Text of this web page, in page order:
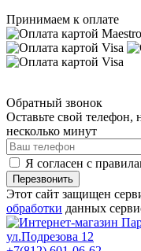
Принимаем к оплате
Обратный звонок
Оставьте свой телефон,
несколько минут
Я согласен с
Перезвонить
Этот сайт защищен
обработки данных
ул.Подрезова 12